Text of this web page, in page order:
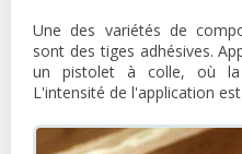
Une des variétés de
sont des tiges adhésives.
un pistolet à colle, où la
L'intensité de l'application